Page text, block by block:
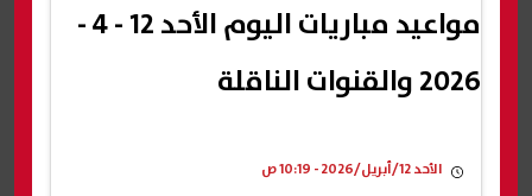
مواعيد مباريات اليوم الأحد 12 - 4 -
2026 والقنوات الناقلة
الأحد 12/أبريل/2026 - 10:19 ص